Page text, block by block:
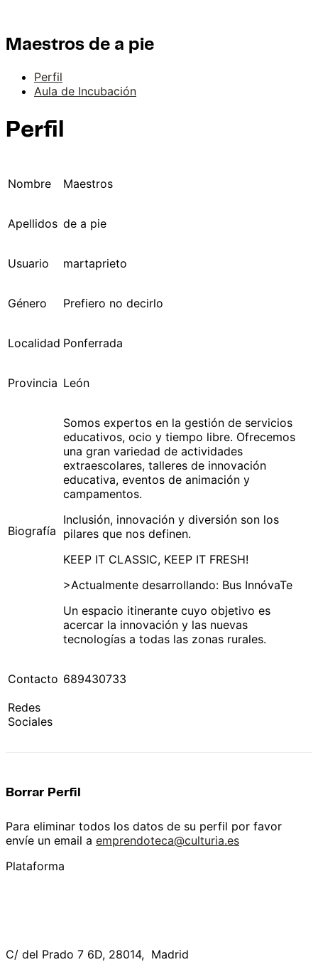
Maestros de a pie
Perfil
Aula de Incubación
Perfil
Nombre Maestros
Apellidos de a pie
Usuario martaprieto
Género Prefiero no decirlo
Localidad Ponferrada
Provincia León
Biografía
Somos expertos en la gestión de servicios
educativos, ocio y tiempo libre. Ofrecemos
una gran variedad de actividades
extraescolares, talleres de innovación
educativa, eventos de animación y
campamentos.
Inclusión, innovación y diversión son los
pilares que nos definen.
KEEP IT CLASSIC, KEEP IT FRESH!
>Actualmente desarrollando: Bus InnóvaTe
Un espacio itinerante cuyo objetivo es
acercar la innovación y las nuevas
tecnologías a todas las zonas rurales.
Contacto 689430733
Redes
Sociales
Borrar Perfil
Para eliminar todos los datos de su perfil por favor
envíe un email a emprendoteca@culturia.es
Plataforma
C/ del Prado 7 6D, 28014, Madrid